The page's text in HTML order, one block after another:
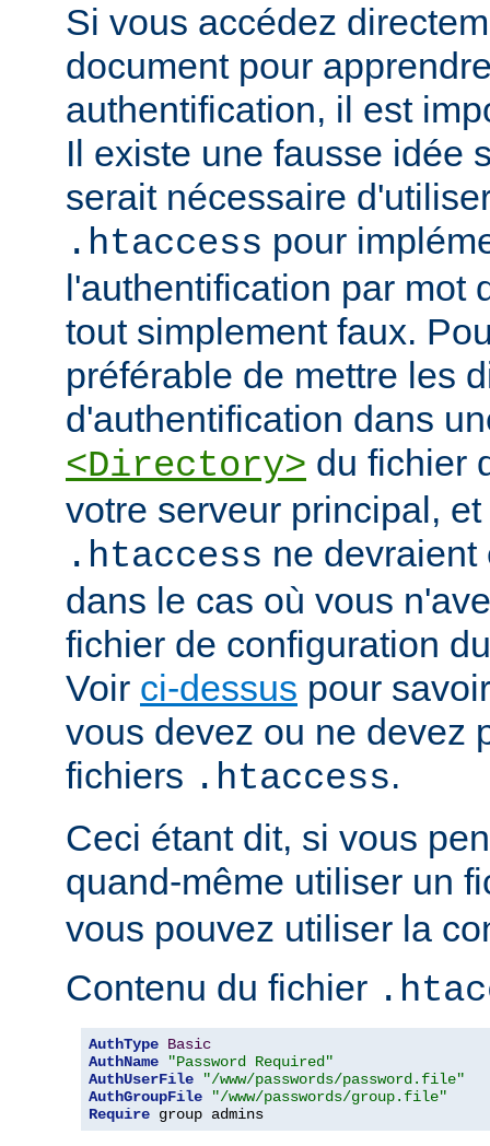
Si vous accédez
document pour
authentification, il est
Il existe une fausse idée
serait nécessaire
.htaccess pour
l'authentification par mot
tout simplement faux.
préférable de mettre les
d'authentification dans
<Directory> du fichier
votre serveur principal,
.htaccess ne
dans le cas où vous
fichier de configuration
Voir ci-dessus pour
vous devez ou ne devez
fichiers .htaccess.
Ceci étant dit, si vous
quand-même utiliser un
vous pouvez utiliser la
Contenu du fichier
AuthType Basic
AuthName
"Password Required"
AuthUserFile
"/www/passwords/password.file"
AuthGroupFile
"/www/passwords/group.file"
Require group admins